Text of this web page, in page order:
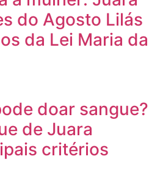
do Agosto Lilás
da Lei Maria da
doar sangue?
de Juara
critérios